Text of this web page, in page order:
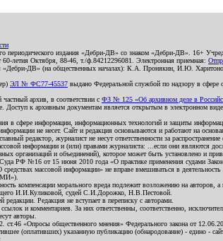
периодического издания «Дебри-ДВ» со знаком «Дебри-ДВ». 16+
летия Октября, 88-46, т./ф.84212296081. Электронная приемная:
«Дебри-ДВ» (на общественных началах): К.А. Пронякин,
ЭЛ № ФС77-45537 выдано Федеральной службой по надзору в сфере
архив, в соответствии с ФЗ № 125 «Об архивном деле в
Доступ к архивным документам является открытым в электронном
в сфере информации, информационных технологий и защиты
не несет. Сайт и редакция основываются и работают на
редактор, журналист не несут ответственности за
информации и (или) правами журналиста: ...если они являются
организаций и объединений), которое может быть установлено и
РФ №16 от 15 июня 2010 года «О практике применения судами
массовой информации» не вправе вмешиваться в
компенсации морального вреда подлежит возложению на авторов,
И.И.Куликовой, судей С.И.Дорожко, Н.В.Пестовой.
Редакция не вступает в переписку с авторами.
ссылок и комментариев. За них ответственны, соответственно,
авторы.
ст.46 «Опросы общественного мнения» Федерального закона от
(оплативших) указанную публикацию (обнародование) - едино -